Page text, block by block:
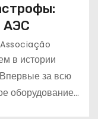
АЭС
в истории
Впервые за всю
оборудование…